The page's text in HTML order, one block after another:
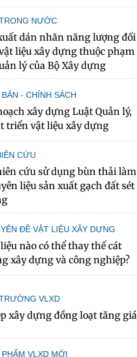
NƯỚC
dán nhãn năng lượng đối
liệu xây dựng thuộc phạm
lý của Bộ Xây dựng
BẢN - CHÍNH SÁCH
xây dựng Luật Quản lý,
triển vật liệu xây dựng
CỨU
cứu sử dụng bùn thải làm
liệu sản xuất gạch đất sét
ĐỀ VẬT LIỆU XÂY DỰNG
nào có thể thay thế cát
xây dựng và công nghiệp?
VLXD
xây dựng đồng loạt tăng giá
PHẨM VLXD MỚI